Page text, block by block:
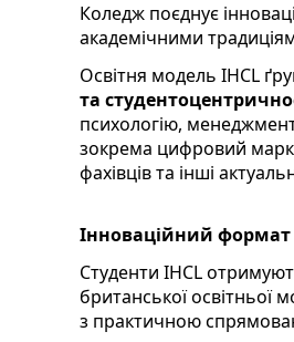
Коледж поєднує
академічними
Освітня модель IHCL
та
психологію,
зокрема цифровий
фахівців та інші
Інноваційний
Студенти IHCL
британської освітньої
з практичною